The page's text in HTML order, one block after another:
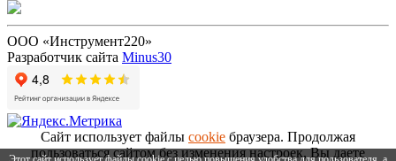
ООО «Инструмент220»
Разработчик сайта Minus30
Сайт использует файлы cookie браузера. Продолжая
пользоваться сайтом без изменения настроек, Вы даете